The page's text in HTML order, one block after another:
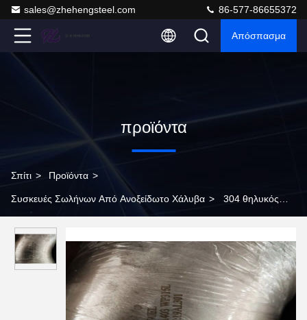
sales@zhehengsteel.com 86-577-86655372
Απόσπασμα
προϊόντα
Σπίτι > Προϊόντα >
Συσκευές Σωλήνων Από Ανοξείδωτο Χάλυβα > 304 θηλυκός
διπλός αγκώνας BSP